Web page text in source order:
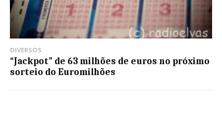
DIVERSOS
“Jackpot” de 63 milhões de euros no próximo
sorteio do Euromilhões